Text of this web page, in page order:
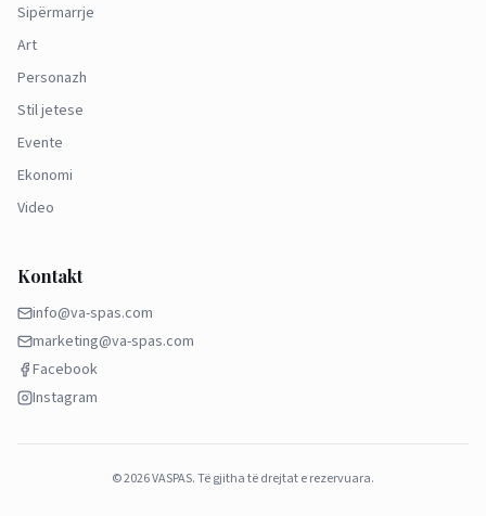
Sipërmarrje
Art
Personazh
Stil jetese
Evente
Ekonomi
Video
Kontakt
info@va-spas.com
marketing@va-spas.com
Facebook
Instagram
©2026VASPAS.Të gjitha të drejtat e rezervuara.